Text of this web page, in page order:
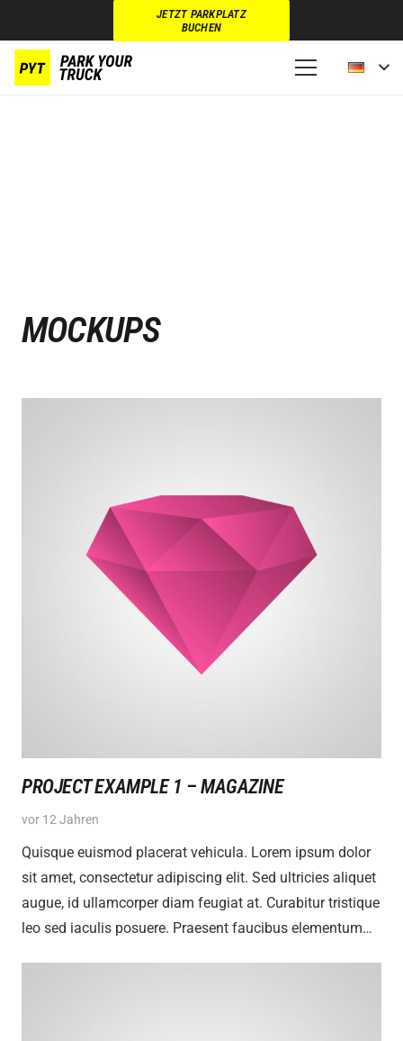
JETZT PARKPLATZ
BUCHEN
MOCKUPS
PROJECT EXAMPLE 1 – MAGAZINE
vor 12 Jahren
Quisque euismod placerat vehicula. Lorem ipsum dolor
sit amet, consectetur adipiscing elit. Sed ultricies aliquet
augue, id ullamcorper diam feugiat at. Curabitur tristique
leo sed iaculis posuere. Praesent faucibus elementum…